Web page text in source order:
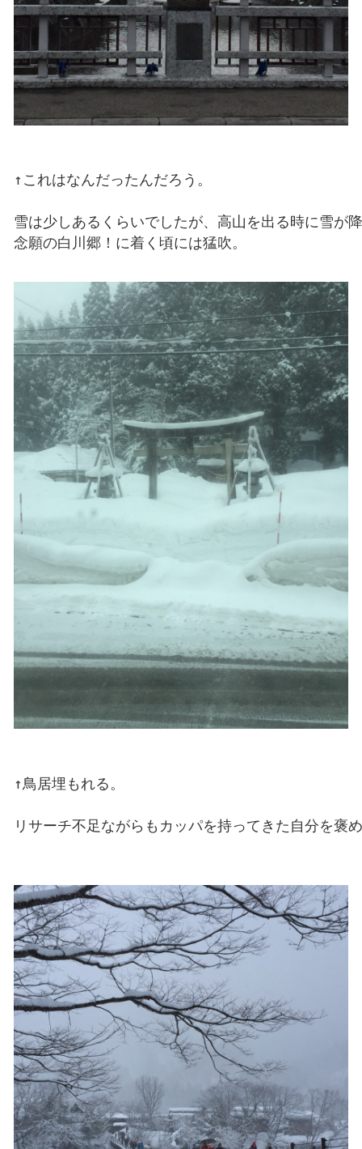
↑これはなんだったんだろう。
雪は少しあるくらいでしたが、高山を出る時に雪が
↑鳥居埋もれる。
リサーチ不足ながらもカッパを持ってきた自分を褒